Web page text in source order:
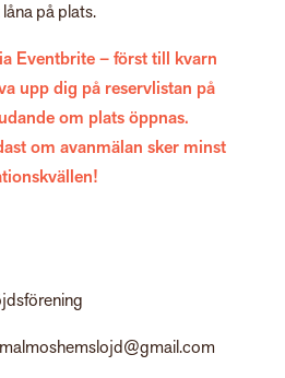
på plats.
Eventbrite– först till kvarn
upp dig på reservlistan på
om plats öppnas.
om avanmälan sker minst